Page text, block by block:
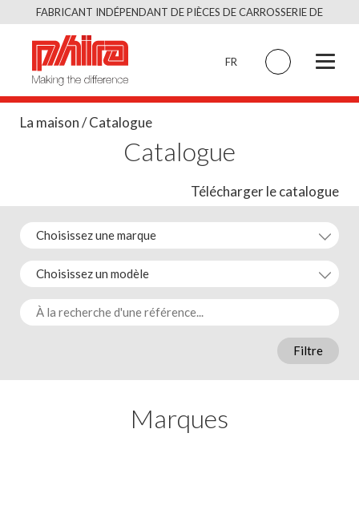
Skip
FABRICANT INDÉPENDANT DE PIÈCES DE CARROSSERIE DE
FR
La maison/ Catalogue
Catalogue
Télécharger le catalogue
Filtre
Marques